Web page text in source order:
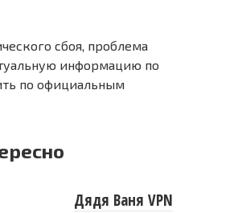
сбоя, проблема
информацию по
по официальным
Дядя Ваня VPN